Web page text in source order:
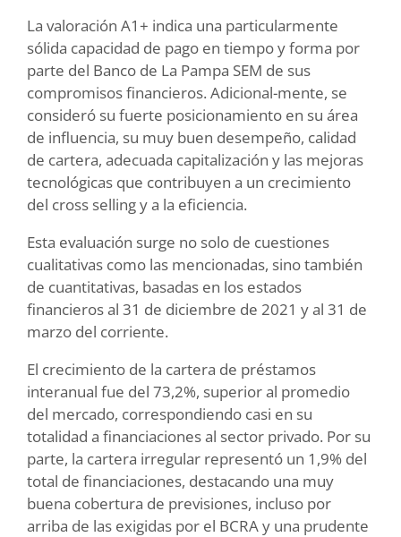
La valoración A1+ indica una particularmente
sólida capacidad de pago en tiempo y forma por
parte del Banco de La Pampa SEM de sus
compromisos financieros. Adicional-mente, se
consideró su fuerte posicionamiento en su área
de influencia, su muy buen desempeño, calidad
de cartera, adecuada capitalización y las mejoras
tecnológicas que contribuyen a un crecimiento
del cross selling y a la eficiencia.
Esta evaluación surge no solo de cuestiones
cualitativas como las mencionadas, sino también
de cuantitativas, basadas en los estados
financieros al 31 de diciembre de 2021 y al 31 de
marzo del corriente.
El crecimiento de la cartera de préstamos
interanual fue del 73,2%, superior al promedio
del mercado, correspondiendo casi en su
totalidad a financiaciones al sector privado. Por su
parte, la cartera irregular representó un 1,9% del
total de financiaciones, destacando una muy
buena cobertura de previsiones, incluso por
arriba de las exigidas por el BCRA y una prudente